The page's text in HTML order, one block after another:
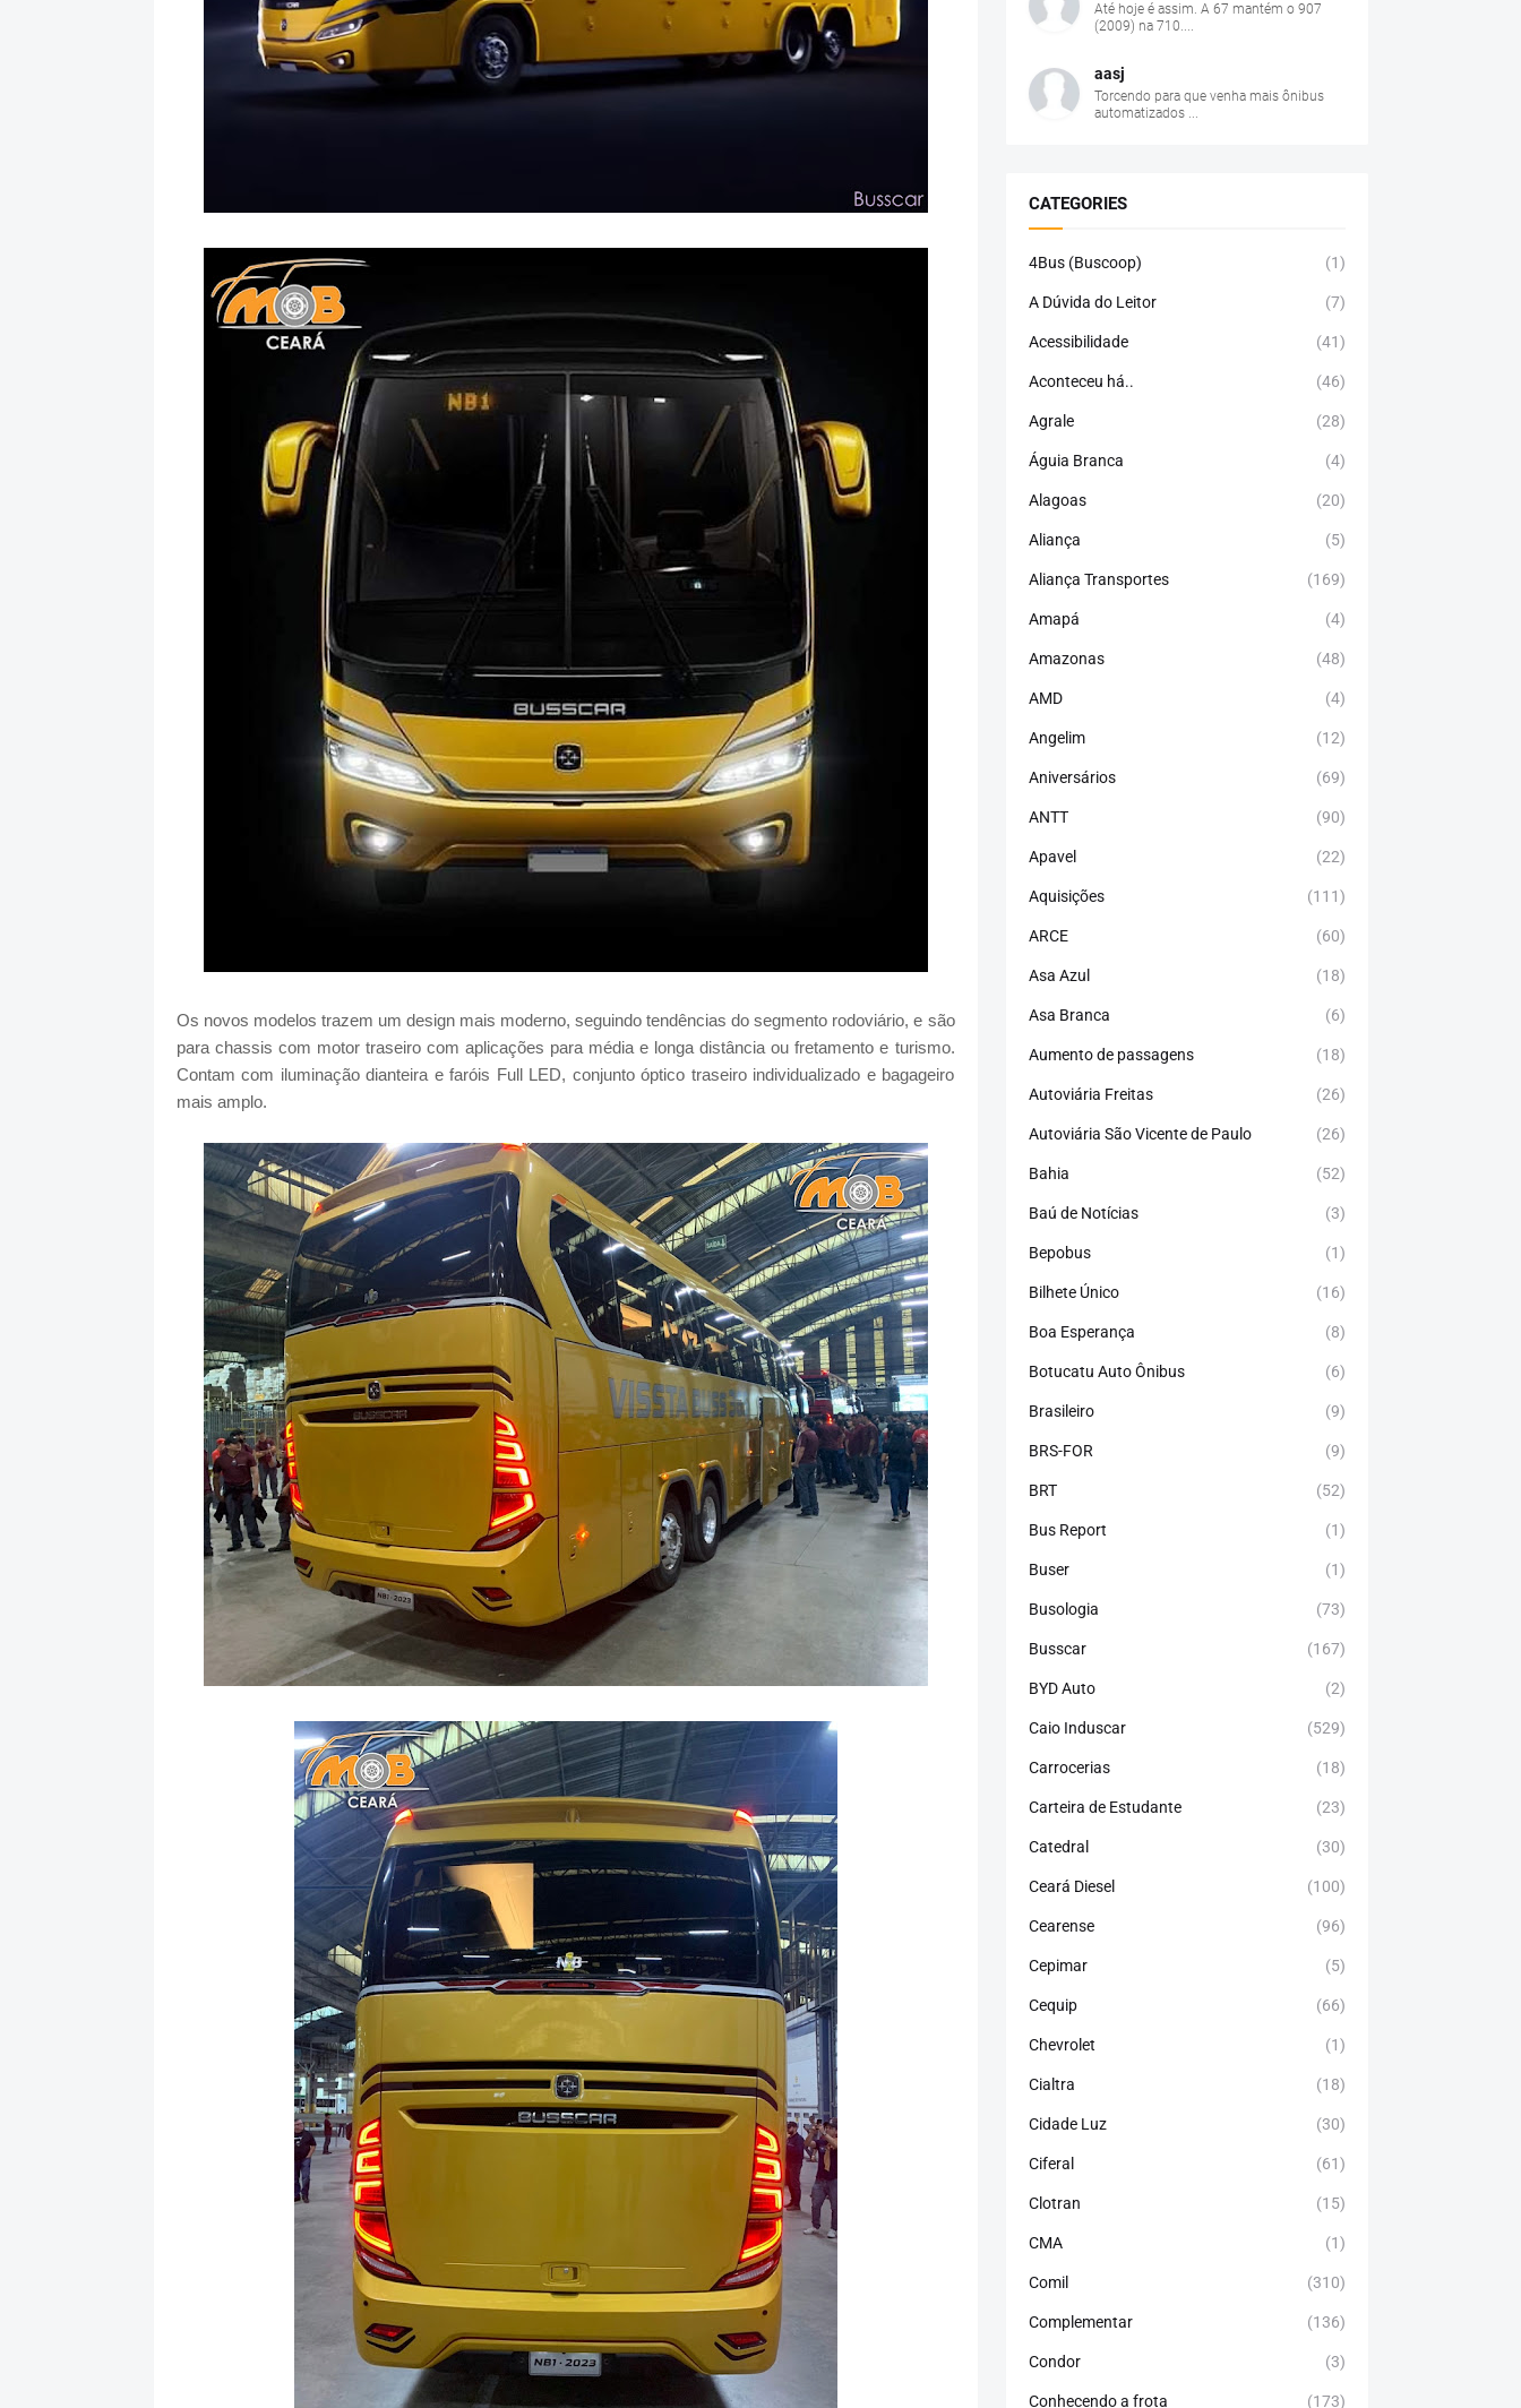
Os novos modelos trazem um design mais moderno, seguindo tendências do segmento rodoviário, e são
para chassis com motor traseiro com aplicações para média e longa distância ou fretamento e turismo.
Contam com iluminação dianteira e faróis Full LED, conjunto óptico traseiro individualizado e bagageiro
mais amplo.
Até hoje é assim. A 67 mantém o 907
(2009) na 710....
aasj
Torcendo para que venha mais ônibus
automatizados ...
CATEGORIES
4Bus (Buscoop) (1)
A Dúvida do Leitor (7)
Acessibilidade (41)
Aconteceu há.. (46)
Agrale (28)
Águia Branca (4)
Alagoas (20)
Aliança (5)
Aliança Transportes (169)
Amapá (4)
Amazonas (48)
AMD (4)
Angelim (12)
Aniversários (69)
ANTT (90)
Apavel (22)
Aquisições (111)
ARCE (60)
Asa Azul (18)
Asa Branca (6)
Aumento de passagens (18)
Autoviária Freitas (26)
Autoviária São Vicente de Paulo (26)
Bahia (52)
Baú de Notícias (3)
Bepobus (1)
Bilhete Único (16)
Boa Esperança (8)
Botucatu Auto Ônibus (6)
Brasileiro (9)
BRS-FOR (9)
BRT (52)
Bus Report (1)
Buser (1)
Busologia (73)
Busscar (167)
BYD Auto (2)
Caio Induscar (529)
Carrocerias (18)
Carteira de Estudante (23)
Catedral (30)
Ceará Diesel (100)
Cearense (96)
Cepimar (5)
Cequip (66)
Chevrolet (1)
Cialtra (18)
Cidade Luz (30)
Ciferal (61)
Clotran (15)
CMA (1)
Comil (310)
Complementar (136)
Condor (3)
Conhecendo a frota (173)